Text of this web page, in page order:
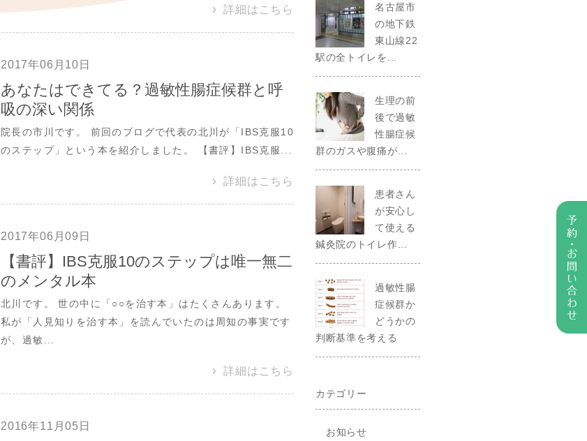
詳細はこちら
2017年06月10日
あなたはできてる？過敏性腸症候群と呼
吸の深い関係
院長の市川です。 前回のブログで代表の北川が「IBS克服10
のステップ」という本を紹介しました。 【書評】IBS克服...
詳細はこちら
2017年06月09日
【書評】IBS克服10のステップは唯一無二
のメンタル本
北川です。 世の中に「○○を治す本」はたくさんあります。
私が「人見知りを治す本」を読んでいたのは周知の事実です
が、過敏...
詳細はこちら
2016年11月05日
名古屋市
の地下鉄
東山線22
駅の全トイレを...
生理の前
後で過敏
性腸症候
群のガスや腹痛が...
患者さん
が安心し
て使える
鍼灸院のトイレ作...
過敏性腸
症候群か
どうかの
判断基準を考える
カテゴリー
お知らせ